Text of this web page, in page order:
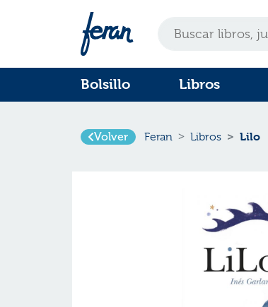
Bolsillo Libros
Volver Feran Libros Lilo